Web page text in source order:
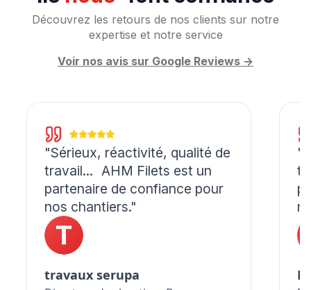
Découvrez les retours de nos clients sur notre
expertise et notre service
Voir nos avis sur Google Reviews ->
"Sérieux, réactivité, qualité de
travail... AHM Filets est un
partenaire de confiance pour
nos chantiers."
travaux serupa